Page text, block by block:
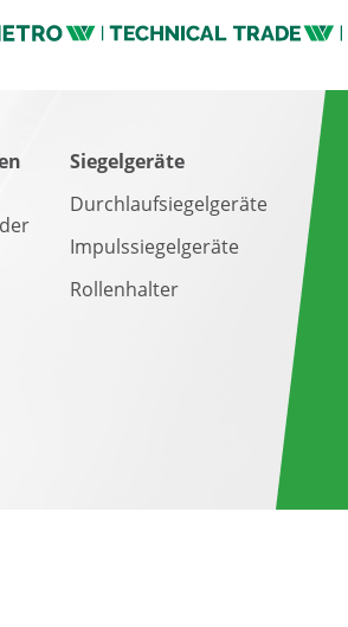
Siegelgeräte
Durchlaufsiegelgeräte
Impulssiegelgeräte
Rollenhalter